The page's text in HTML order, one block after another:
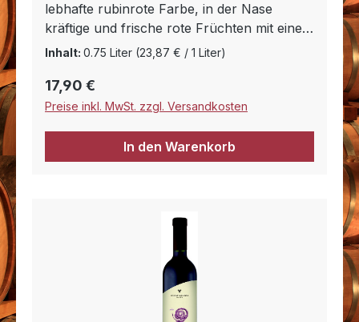
lebhafte rubinrote Farbe, in der Nase
kräftige und frische rote Früchten mit einem
Hauch von Kirsche. Dies ist ein gut
Abgang.
Inhalt: 0.75 Liter (23,87 € / 1 Liter)
Regulärer Preis:
17,90 €
Preise inkl. MwSt. zzgl. Versandkosten
In den Warenkorb